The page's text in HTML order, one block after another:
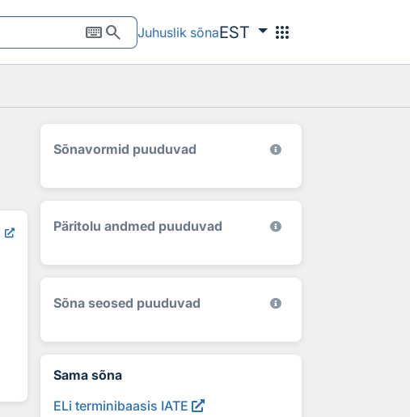
keyboardsearch Juhuslik sõnaEST apps
Sõnavormid puuduvad
Päritolu andmed puuduvad
Sõna seosed puuduvad
Sama sõna
ELi terminibaasis IATE